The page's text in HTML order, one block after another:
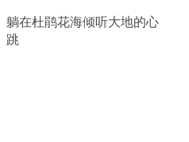
躺在杜鹃花海倾听大地的心
跳